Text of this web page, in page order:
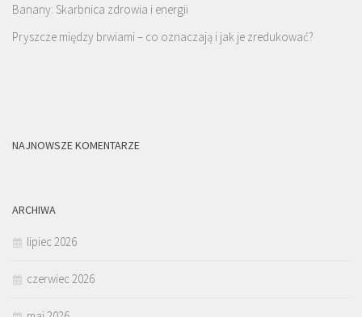
Banany: Skarbnica zdrowia i energii
Pryszcze między brwiami – co oznaczają i jak je zredukować?
NAJNOWSZE KOMENTARZE
ARCHIWA
lipiec 2026
czerwiec 2026